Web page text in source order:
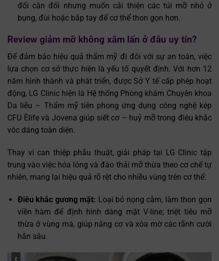
đối cân đối nhưng muốn cải thiện các túi mỡ nhỏ ở
bụng, đùi hoặc bắp tay để cơ thể thon gọn hơn.
Review giảm mỡ không xâm lấn ở đâu uy tín?
Để đảm bảo hiệu quả thẩm mỹ đi đôi với sự an toàn, việc
lựa chọn cơ sở thực hiện là yếu tố quyết định. Với hơn 12
năm hình thành và phát triển, được Sở Y tế cấp phép hoạt
động, LG Clinic hiện là Hệ thống Phòng khám Chuyên khoa
Da liễu – Thẩm mỹ tiên phong ứng dụng công nghệ kép
CFU Èlife và Jovena giúp siết cơ – huỷ mỡ trong điêu khắc
vóc dáng toàn diện.
Thay vì can thiệp phẫu thuật, giải pháp tại LG Clinic tập
trung vào việc hóa lỏng và đào thải mỡ thừa theo cơ chế tự
nhiên, mang lại hiệu quả rõ rệt cho nhiều vùng trên cơ thể:
Điêu khắc gương mặt: Loại bỏ nọng cằm, làm thon gọn
viền hàm để định hình dáng mặt V-line; triệt tiêu mỡ
thừa ở vùng má, giúp nâng cơ và xóa mờ các rãnh cười
hằn sâu.